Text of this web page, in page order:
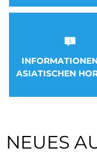
ASIATISCHEN
NEUES